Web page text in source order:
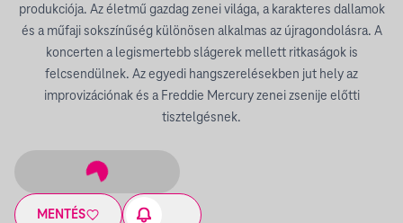
produkciója. Az életmű gazdag zenei világa, a karakteres dallamok
és a műfaji sokszínűség különösen alkalmas az újragondolásra. A
koncerten a legismertebb slágerek mellett ritkaságok is
felcsendülnek. Az egyedi hangszerelésekben jut hely az
improvizációnak és a Freddie Mercury zenei zsenije előtti
tisztelgésnek.
MENTÉS